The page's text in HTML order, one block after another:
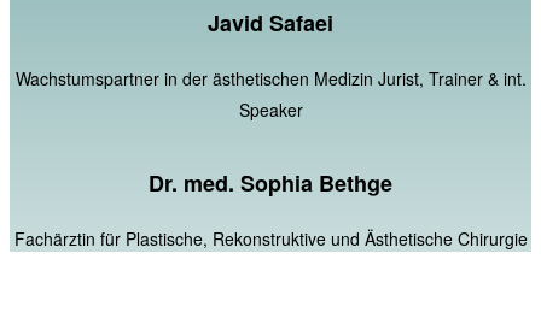
Javid Safaei
Wachstumspartner in der ästhetischen Medizin Jurist, Trainer & int.
Speaker
Dr. med. Sophia Bethge
Fachärztin für Plastische, Rekonstruktive und Ästhetische Chirurgie